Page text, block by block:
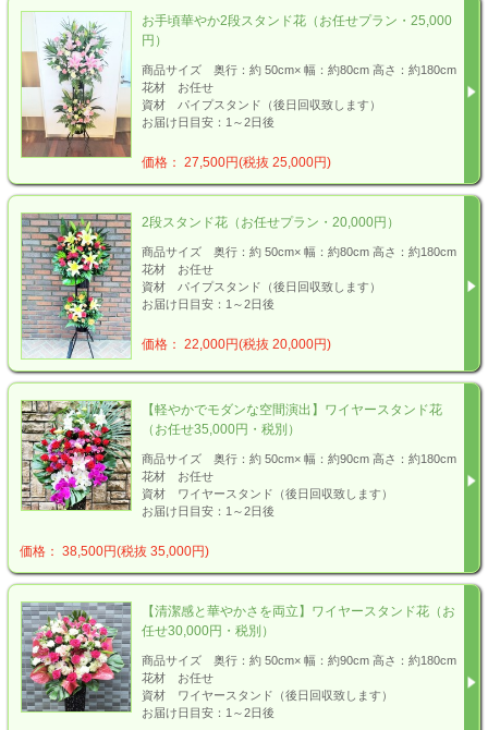
お手頃華やか2段スタンド花（お任せプラン・25,000
円）
商品サイズ 奥行：約 50cm× 幅：約80cm 高さ：約180cm
花材 お任せ
資材 パイプスタンド（後日回収致します）
お届け日目安：1～2日後
価格： 27,500円(税抜 25,000円)
2段スタンド花（お任せプラン・20,000円）
商品サイズ 奥行：約 50cm× 幅：約80cm 高さ：約180cm
花材 お任せ
資材 パイプスタンド（後日回収致します）
お届け日目安：1～2日後
価格： 22,000円(税抜 20,000円)
【軽やかでモダンな空間演出】ワイヤースタンド花
（お任せ35,000円・税別）
商品サイズ 奥行：約 50cm× 幅：約90cm 高さ：約180cm
花材 お任せ
資材 ワイヤースタンド（後日回収致します）
お届け日目安：1～2日後
価格： 38,500円(税抜 35,000円)
【清潔感と華やかさを両立】ワイヤースタンド花（お
任せ30,000円・税別）
商品サイズ 奥行：約 50cm× 幅：約90cm 高さ：約180cm
花材 お任せ
資材 ワイヤースタンド（後日回収致します）
お届け日目安：1～2日後